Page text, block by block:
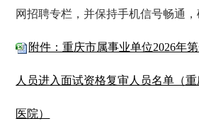
网招聘专栏，并保持手机信号畅通，
附件：重庆市属事业单位2026年
人员进入面试资格复审人员名单（
医院）